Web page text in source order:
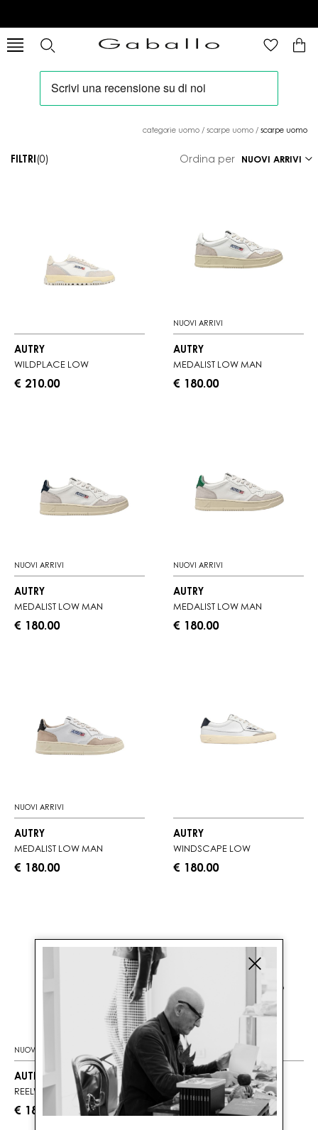
categorie uomo / scarpe uomo / scarpe uomo
FILTRI (0) Ordina per
AUTRY
WILDPLACE LOW
€ 210.00
NUOVI ARRIVI
AUTRY
MEDALIST LOW MAN
€ 180.00
NUOVI ARRIVI
AUTRY
MEDALIST LOW MAN
€ 180.00
NUOVI ARRIVI
AUTRY
MEDALIST LOW MAN
€ 180.00
NUOVI ARRIVI
AUTRY
MEDALIST LOW MAN
€ 180.00
AUTRY
WINDSCAPE LOW
€ 180.00
NUOVI ARRIVI
AUTRY
REELWIND LOW MAN
€ 185.00
NUOVI ARRIVI
AUTRY
REELWIND LOW MAN
€ 185.00